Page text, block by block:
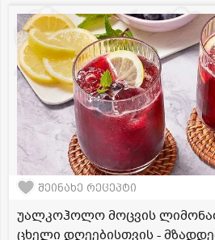
შეინახე რეცეპტი
უალკოჰოლო მოცვის
ცხელი დღეებისთვის -